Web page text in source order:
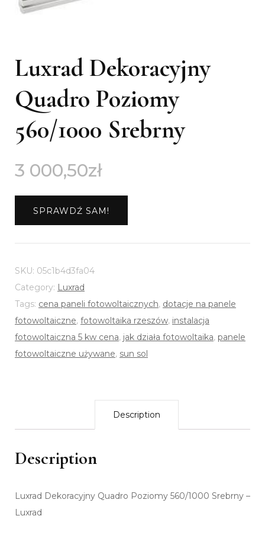
Luxrad Dekoracyjny
Quadro Poziomy
560/1000 Srebrny
3 000,50zł
SPRAWDŹ SAM!
SKU: 05c1b4d3fa04
Category: Luxrad
Tags: cena paneli fotowoltaicznych, dotacje na panele
fotowoltaiczne, fotowoltaika rzeszów, instalacja
fotowoltaiczna 5 kw cena, jak działa fotowoltaika, panele
fotowoltaiczne używane, sun sol
Description
Description
Luxrad Dekoracyjny Quadro Poziomy 560/1000 Srebrny –
Luxrad